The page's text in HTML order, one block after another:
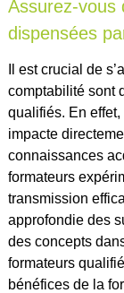
Assurez-vous
dispensées
Il est crucial de
comptabilité sont
qualifiés. En
impacte
connaissances
formateurs
transmission
approfondie des
des concepts
formateurs
bénéfices de la